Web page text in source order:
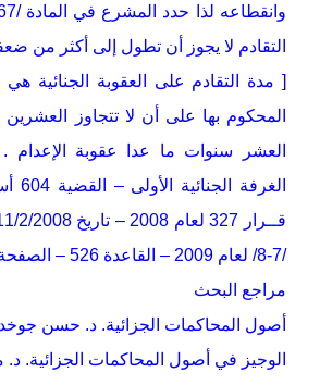
التقادم لا يجوز أن تطول إلى أكثر من
[ مدة التقادم على العقوبة الجنائية
المحكوم بها على أن لا تتجاوز
العشر سنوات ما عدا عقوبة
/7-8/ لعام 2009 – القاعدة 526 – الصفحة 1151 )
مراجع البحث
أصول المحاكمات الجزائية. د. حسن
الوجيز في أصول المحاكمات الجزائية.